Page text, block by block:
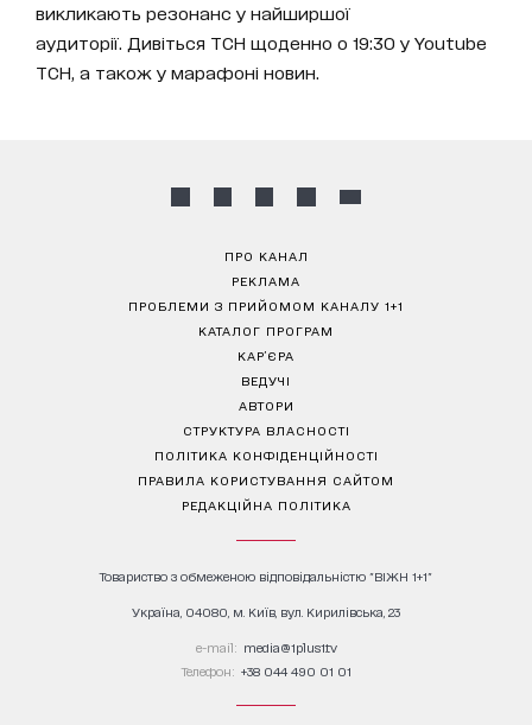
викликають резонанс у найширшої
аудиторії. Дивіться ТСН щоденно о 19:30 у Youtube
ТСН, а також у марафоні новин.
ПРО КАНАЛ
РЕКЛАМА
ПРОБЛЕМИ З ПРИЙОМОМ КАНАЛУ 1+1
КАТАЛОГ ПРОГРАМ
КАР’ЄРА
ВЕДУЧІ
АВТОРИ
СТРУКТУРА ВЛАСНОСТІ
ПОЛІТИКА КОНФІДЕНЦІЙНОСТІ
ПРАВИЛА КОРИСТУВАННЯ САЙТОМ
РЕДАКЦІЙНА ПОЛІТИКА
Товариство з обмеженою відповідальністю "ВІЖН 1+1"
Україна, 04080, м. Київ, вул. Кирилівська, 23
е-mail: media@1plus1.tv
Телефон: +38 044 490 01 01